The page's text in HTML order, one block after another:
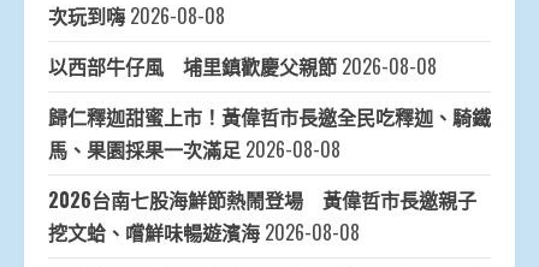
次玩到嗨 2026-08-08
以西部牛仔風 埔里鎮歡慶父親節 2026-08-08
歸仁釋迦甜蜜上市！黃偉哲市長邀全民吃釋迦、騎鐵
馬、果園採果一次滿足 2026-08-08
2026台南七股海鮮節熱鬧登場 黃偉哲市長邀親子
挖文蛤、嚐鮮味暢遊濱海 2026-08-08